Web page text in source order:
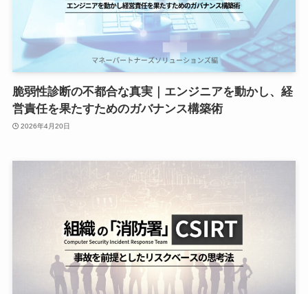
脆弱性診断の不都合な真実｜エンジニアを動かし、経
営責任を果たすためのガバナンス構築術
2026年4月20日